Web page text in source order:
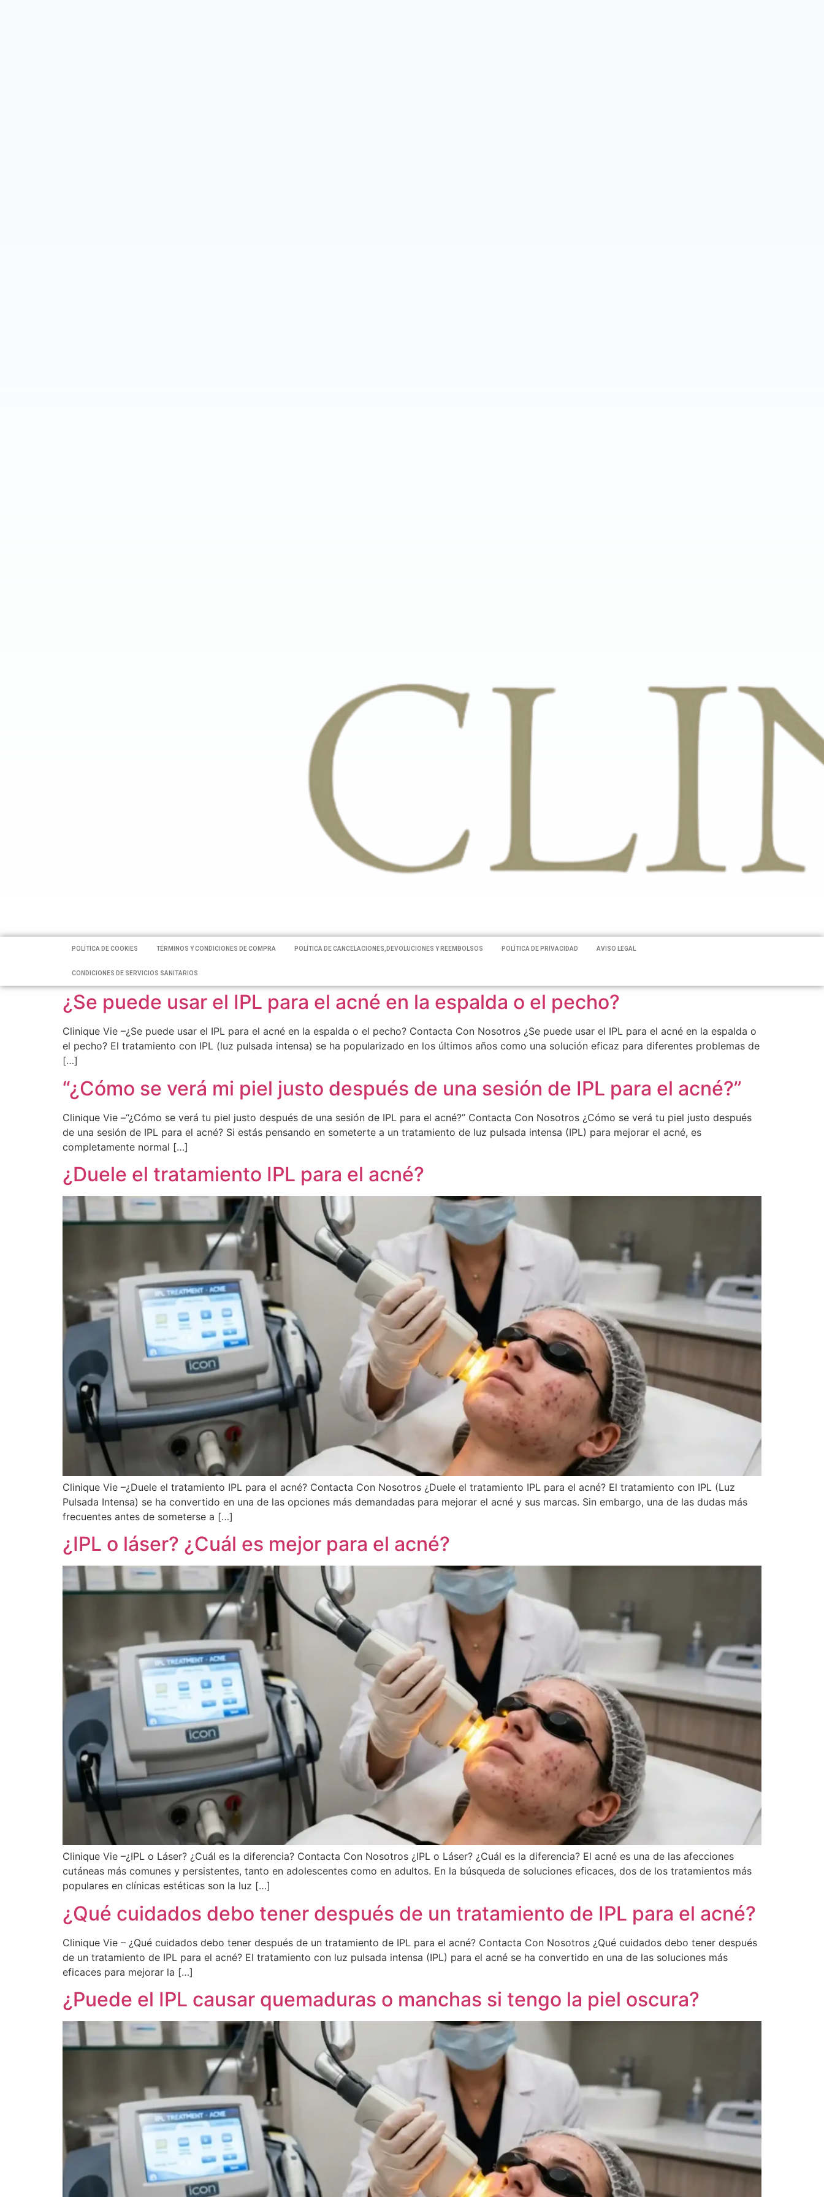
POLÍTICA DE COOKIES TÉRMINOS Y CONDICIONES DE COMPRA POLÍTICA DE CANCELACIONES,DEVOLUCIONES Y REEMBOLSOS POLÍTICA DE PRIVACIDAD AVISO LEGAL
CONDICIONES DE SERVICIOS SANITARIOS
¿Se puede usar el IPL para el acné en la espalda o el pecho?
Clinique Vie –¿Se puede usar el IPL para el acné en la espalda o el pecho? Contacta Con Nosotros ¿Se puede usar el IPL para el acné en la espalda o
el pecho? El tratamiento con IPL (luz pulsada intensa) se ha popularizado en los últimos años como una solución eficaz para diferentes problemas de
[…]
“¿Cómo se verá mi piel justo después de una sesión de IPL para el acné?”
Clinique Vie –“¿Cómo se verá tu piel justo después de una sesión de IPL para el acné?” Contacta Con Nosotros ¿Cómo se verá tu piel justo después
de una sesión de IPL para el acné? Si estás pensando en someterte a un tratamiento de luz pulsada intensa (IPL) para mejorar el acné, es
completamente normal […]
¿Duele el tratamiento IPL para el acné?
Clinique Vie –¿Duele el tratamiento IPL para el acné? Contacta Con Nosotros ¿Duele el tratamiento IPL para el acné? El tratamiento con IPL (Luz
Pulsada Intensa) se ha convertido en una de las opciones más demandadas para mejorar el acné y sus marcas. Sin embargo, una de las dudas más
frecuentes antes de someterse a […]
¿IPL o láser? ¿Cuál es mejor para el acné?
Clinique Vie –¿IPL o Láser? ¿Cuál es la diferencia? Contacta Con Nosotros ¿IPL o Láser? ¿Cuál es la diferencia? El acné es una de las afecciones
cutáneas más comunes y persistentes, tanto en adolescentes como en adultos. En la búsqueda de soluciones eficaces, dos de los tratamientos más
populares en clínicas estéticas son la luz […]
¿Qué cuidados debo tener después de un tratamiento de IPL para el acné?
Clinique Vie – ¿Qué cuidados debo tener después de un tratamiento de IPL para el acné? Contacta Con Nosotros ¿Qué cuidados debo tener después
de un tratamiento de IPL para el acné? El tratamiento con luz pulsada intensa (IPL) para el acné se ha convertido en una de las soluciones más
eficaces para mejorar la […]
¿Puede el IPL causar quemaduras o manchas si tengo la piel oscura?